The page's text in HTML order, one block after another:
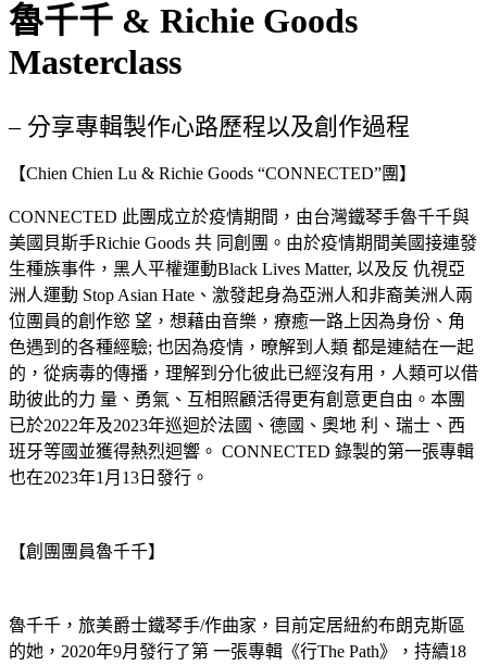
魯千千 & Richie Goods
Masterclass
– 分享專輯製作心路歷程以及創作過程
【Chien Chien Lu & Richie Goods “CONNECTED”團】
CONNECTED 此團成⽴於疫情期間，由台灣鐵琴⼿魯千千與
美國⾙斯⼿Richie Goods 共 同創團。由於疫情期間美國接連發
⽣種族事件，⿊⼈平權運動Black Lives Matter, 以及反 仇視亞
洲⼈運動 Stop Asian Hate、激發起身為亞洲⼈和⾮裔美洲⼈兩
位團員的創作慾 望，想藉由⾳樂，療癒⼀路上因為身份、⻆
⾊遇到的各種經驗; 也因為疫情，暸解到⼈類 都是連結在⼀起
的，從病毒的傳播，理解到分化彼此已經沒有⽤，⼈類可以借
助彼此的⼒ 量、勇氣、互相照顧活得更有創意更⾃由。本團
已於2022年及2023年巡迴於法國、德國、奧地 利、瑞⼠、⻄
班⽛等國並獲得熱烈迴響。 CONNECTED 錄製的第⼀張專輯
也在2023年1⽉13⽇發⾏。
【創團團員魯千千】
魯千千，旅美爵⼠鐵琴⼿/作曲家，⽬前定居紐約布朗克斯區
的她，2020年9⽉發⾏了第 ⼀張專輯《⾏The Path》，持續18